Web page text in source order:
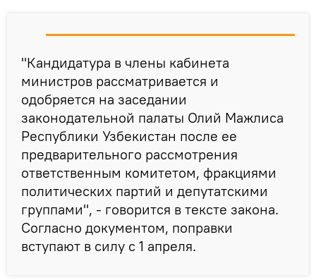
"Кандидатура в члены кабинета
министров рассматривается и
одобряется на заседании
законодательной палаты Олий Мажлиса
Республики Узбекистан после ее
предварительного рассмотрения
ответственным комитетом, фракциями
политических партий и депутатскими
группами", - говорится в тексте закона.
Согласно документом, поправки
вступают в силу с 1 апреля.